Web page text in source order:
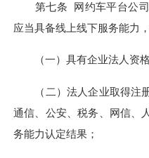
第七条 网约车平台公司
应当具备线上线下服务能力
（一）具有企业法人资格
（二）法人企业取得注册
通信、公安、税务、网信、
务能力认定结果；